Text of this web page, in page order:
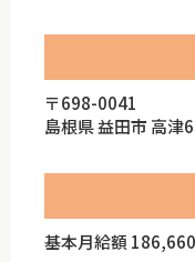
〒698-0041
島根県 益田市 高津
基本月給額